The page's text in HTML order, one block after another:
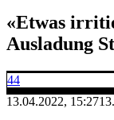
«Etwas
Ausladung
44
13.04.2022, 15:27